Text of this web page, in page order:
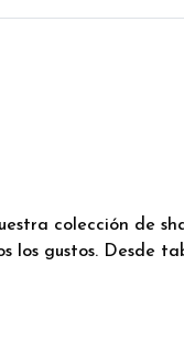
colección de
los gustos. Desde